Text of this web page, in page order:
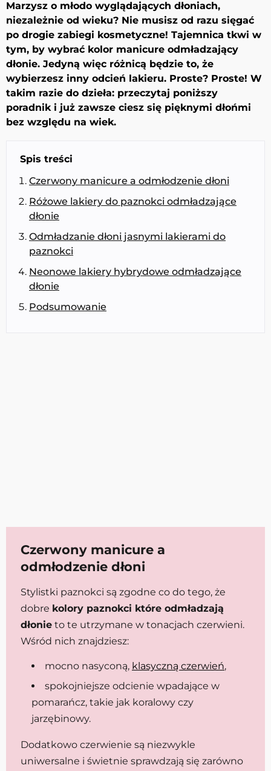
Marzysz o młodo wyglądających dłoniach,
niezależnie od wieku? Nie musisz od razu sięgać
po drogie zabiegi kosmetyczne! Tajemnica tkwi w
tym, by wybrać kolor manicure odmładzający
dłonie. Jedyną więc różnicą będzie to, że
wybierzesz inny odcień lakieru. Proste? Proste! W
takim razie do dzieła: przeczytaj poniższy
poradnik i już zawsze ciesz się pięknymi dłońmi
bez względu na wiek.
Spis treści
Czerwony manicure a odmłodzenie dłoni
Różowe lakiery do paznokci odmładzające
dłonie
Odmładzanie dłoni jasnymi lakierami do
paznokci
Neonowe lakiery hybrydowe odmładzające
dłonie
Podsumowanie
Czerwony manicure a
odmłodzenie dłoni
Stylistki paznokci są zgodne co do tego, że
dobre kolory paznokci które odmładzają
dłonie to te utrzymane w tonacjach czerwieni.
Wśród nich znajdziesz:
mocno nasyconą, klasyczną czerwień,
spokojniejsze odcienie wpadające w
pomarańcz, takie jak koralowy czy
jarzębinowy.
Dodatkowo czerwienie są niezwykle
uniwersalne i świetnie sprawdzają się zarówno